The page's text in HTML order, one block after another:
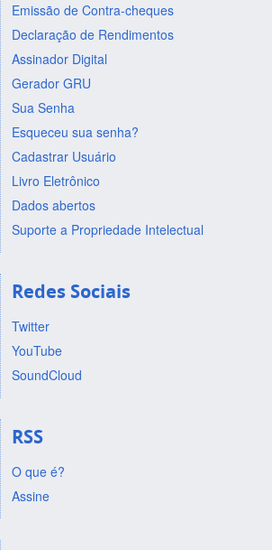
Emissão de Contra-cheques
Declaração de Rendimentos
Assinador Digital
Gerador GRU
Sua Senha
Esqueceu sua senha?
Cadastrar Usuário
Livro Eletrônico
Dados abertos
Suporte a Propriedade Intelectual
Redes Sociais
Twitter
YouTube
SoundCloud
RSS
O que é?
Assine